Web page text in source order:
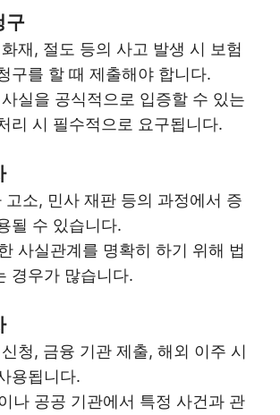
구
재, 절도 등의 사고 발생 시 보험
구를 할 때 제출해야 합니다.
실을 공식적으로 입증할 수 있는
리 시 필수적으로 요구됩니다.
고소, 민사 재판 등의 과정에서 증
될 수 있습니다.
사실관계를 명확히 하기 위해 법
경우가 많습니다.
청, 금융 기관 제출, 해외 이주 시
용됩니다.
나 공공 기관에서 특정 사건과 관